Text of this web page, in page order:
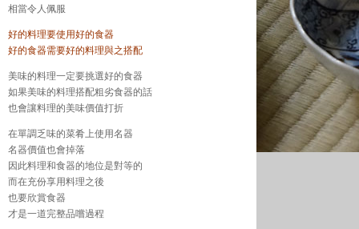
相當令人佩服
好的料理要使用好的食器
好的食器需要好的料理與之搭配
美味的料理一定要挑選好的食器
如果美味的料理搭配粗劣食器的話
也會讓料理的美味價值打折
在單調乏味的菜肴上使用名器
名器價值也會掉落
因此料理和食器的地位是對等的
而在充份享用料理之後
也要欣賞食器
才是一道完整品嚐過程